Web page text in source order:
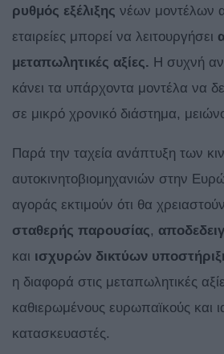
ρυθμός εξέλιξης νέων μοντέλων
εταιρείες μπορεί να λειτουργήσει
μεταπωλητικές αξίες. Η συχνή
κάνει τα υπάρχοντα μοντέλα να
σε μικρό χρονικό διάστημα,
Παρά την ταχεία ανάπτυξη των
αυτοκινητοβιομηχανιών στην
αγοράς εκτιμούν ότι θα χρειαστούν
σταθερής παρουσίας,
και ισχυρών δικτύων
η διαφορά στις μεταπωλητικές
καθιερωμένους ευρωπαϊκούς και
κατασκευαστές.